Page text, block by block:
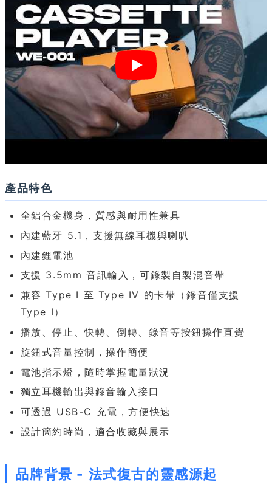
產品特色
全鋁合金機身，質感與耐用性兼具
內建藍牙 5.1，支援無線耳機與喇叭
內建鋰電池
支援 3.5mm 音訊輸入，可錄製自製混音帶
兼容 Type I 至 Type IV 的卡帶（錄音僅支援
Type I）
播放、停止、快轉、倒轉、錄音等按鈕操作直覺
旋鈕式音量控制，操作簡便
電池指示燈，隨時掌握電量狀況
獨立耳機輸出與錄音輸入接口
可透過 USB-C 充電，方便快速
設計簡約時尚，適合收藏與展示
品牌背景 - 法式復古的靈感源起